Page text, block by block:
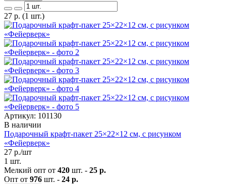
27 р. (1 шт.)
Артикул: 101130
В наличии
Подарочный крафт-пакет 25×22×12 см, с рисунком
«Фейерверк»
27 р./шт
1 шт.
Мелкий опт от 420 шт. - 25 р.
Опт от 976 шт. - 24 р.